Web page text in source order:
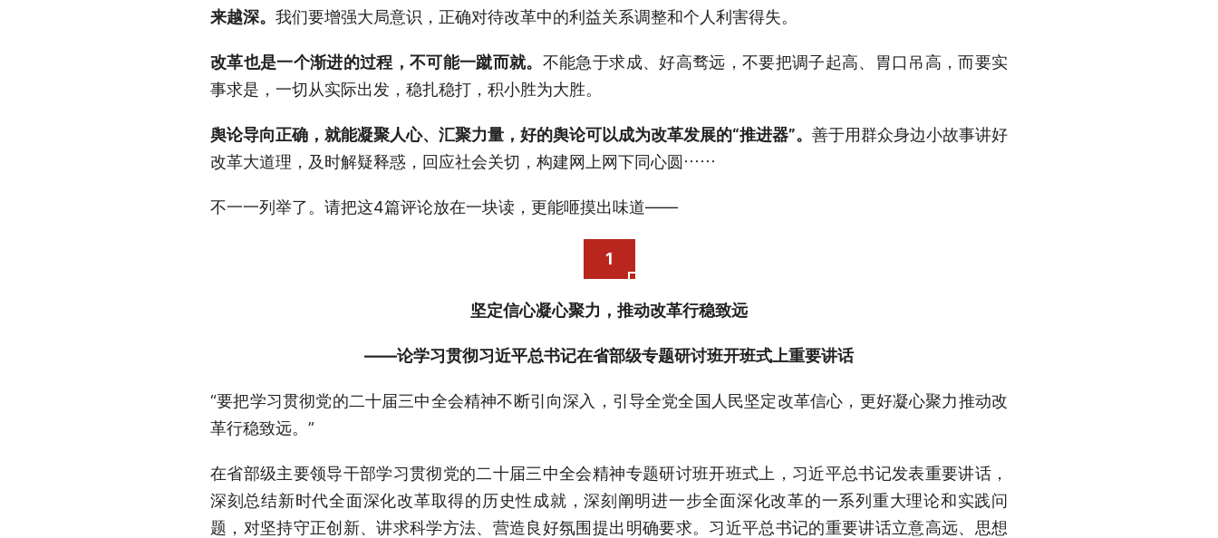
来越深。 我们要增强大局意识，正确对待改革中的利益关系调整和个人利害得失。
改革也是一个渐进的过程，不可能一蹴而就。 不能急于求成、好高骛远，不要把调子起高、胃口吊高，而要实
事求是，一切从实际出发，稳扎稳打，积小胜为大胜。
舆论导向正确，就能凝聚人心、汇聚力量，好的舆论可以成为改革发展的“推进器”。 善于用群众身边小故事讲好
改革大道理，及时解疑释惑，回应社会关切，构建网上网下同心圆……
不一一列举了。请把这4篇评论放在一块读，更能咂摸出味道——
1
坚定信心凝心聚力，推动改革行稳致远
——论学习贯彻习近平总书记在省部级专题研讨班开班式上重要讲话
“要把学习贯彻党的二十届三中全会精神不断引向深入，引导全党全国人民坚定改革信心，更好凝心聚力推动改
革行稳致远。”
在省部级主要领导干部学习贯彻党的二十届三中全会精神专题研讨班开班式上，习近平总书记发表重要讲话，
深刻总结新时代全面深化改革取得的历史性成就，深刻阐明进一步全面深化改革的一系列重大理论和实践问
题，对坚持守正创新、讲求科学方法、营造良好氛围提出明确要求。习近平总书记的重要讲话立意高远、思想